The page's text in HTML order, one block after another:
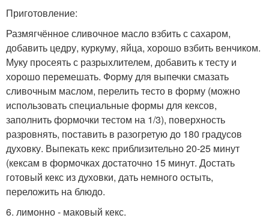
Приготовление:
Размягчённое сливочное масло взбить с сахаром,
добавить цедру, куркуму, яйца, хорошо взбить венчиком.
Муку просеять с разрыхлителем, добавить к тесту и
хорошо перемешать. Форму для выпечки смазать
сливочным маслом, перелить тесто в форму (можно
использовать специальные формы для кексов,
заполнить формочки тестом на 1/3), поверхность
разровнять, поставить в разогретую до 180 градусов
духовку. Выпекать кекс приблизительно 20-25 минут
(кексам в формочках достаточно 15 минут. Достать
готовый кекс из духовки, дать немного остыть,
переложить на блюдо.
6. лимонно - маковый кекс.